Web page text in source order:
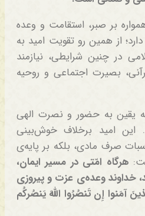
بر صبر، استقامت و وعده‌
از همین رو تقویت امید به
در چنین شرایطی، نیازمند
بصیرت اجتماعی و روحیه
به حضور و نصرت الهی
این امید برخلاف خوش‌بینی
صرف مادی، بلکه بر پایه‌ی
هرگاه امّتی در مسیر ایمان،
خداوند وعده‌ی عزت و پیروزی
آمَنوا إِن تَنصُرُوا اللَّهَ یَنصُرکُم